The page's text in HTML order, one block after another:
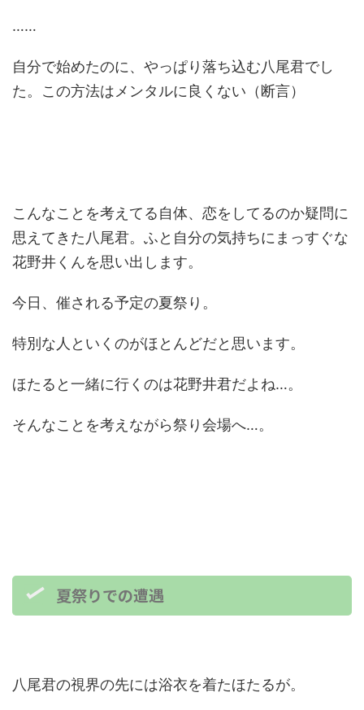
……
自分で始めたのに、やっぱり落ち込む八尾君でし
た。この方法はメンタルに良くない（断言）
こんなことを考えてる自体、恋をしてるのか疑問に
思えてきた八尾君。ふと自分の気持ちにまっすぐな
花野井くんを思い出します。
今日、催される予定の夏祭り。
特別な人といくのがほとんどだと思います。
ほたると一緒に行くのは花野井君だよね…。
そんなことを考えながら祭り会場へ…。
夏祭りでの遭遇
八尾君の視界の先には浴衣を着たほたるが。